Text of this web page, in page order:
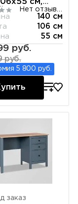
см,
140 см
106 см
55 см
руб.
руб.
5 800 руб.
заказ